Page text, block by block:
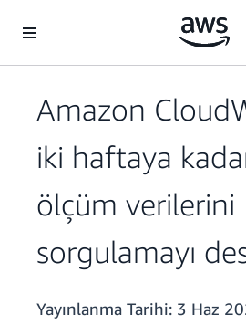
Amazon
iki haftaya
ölçüm verilerini
sorgulamayı
Yayınlanma Tarihi: 3 Haz